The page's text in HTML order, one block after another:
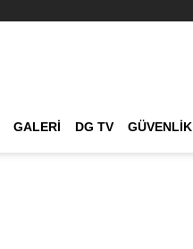
GALERI DG TV GÜVENLIK